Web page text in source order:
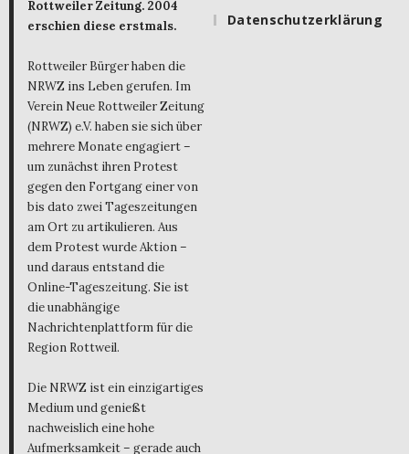
Rottweiler Zeitung. 2004
erschien diese erstmals.
Rottweiler Bürger haben die
NRWZ ins Leben gerufen. Im
Verein Neue Rottweiler Zeitung
(NRWZ) e.V. haben sie sich über
mehrere Monate engagiert –
um zunächst ihren Protest
gegen den Fortgang einer von
bis dato zwei Tageszeitungen
am Ort zu artikulieren. Aus
dem Protest wurde Aktion –
und daraus entstand die
Online-Tageszeitung. Sie ist
die unabhängige
Nachrichtenplattform für die
Region Rottweil.
Die NRWZ ist ein einzigartiges
Medium und genießt
nachweislich eine hohe
Aufmerksamkeit – gerade auch
Datenschutzerklärung